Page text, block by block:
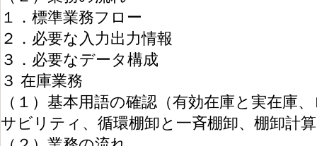
１．標準業務フロー
２．必要な入力出力情報
３．必要なデータ構成
３ 在庫業務
（１）基本用語の確認（有効在庫と実在庫
サビリティ、循環棚卸と一斉棚卸、棚卸計